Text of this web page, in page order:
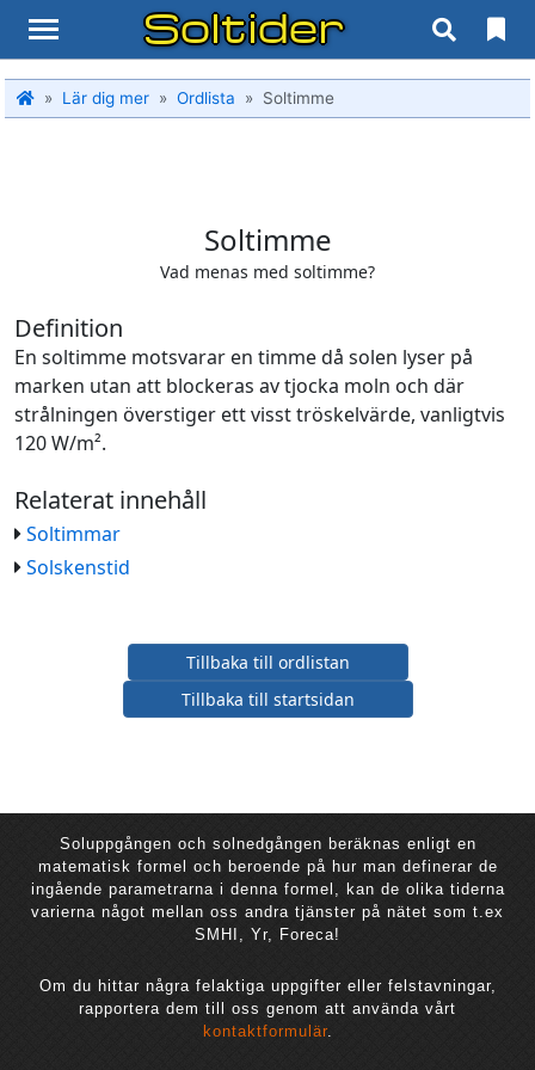
Soltider
Lär dig mer Ordlista Soltimme
Soltimme
Vad menas med soltimme?
Definition
En soltimme motsvarar en timme då solen lyser på
marken utan att blockeras av tjocka moln och där
strålningen överstiger ett visst tröskelvärde, vanligtvis
120 W/m².
Relaterat innehåll
Soltimmar
Solskenstid
Tillbaka till ordlistan
Tillbaka till startsidan
Soluppgången och solnedgången beräknas enligt en
matematisk formel och beroende på hur man definerar de
ingående parametrarna i denna formel, kan de olika tiderna
varierna något mellan oss andra tjänster på nätet som t.ex
SMHI, Yr, Foreca!
Om du hittar några felaktiga uppgifter eller felstavningar,
rapportera dem till oss genom att använda vårt
kontaktformulär.